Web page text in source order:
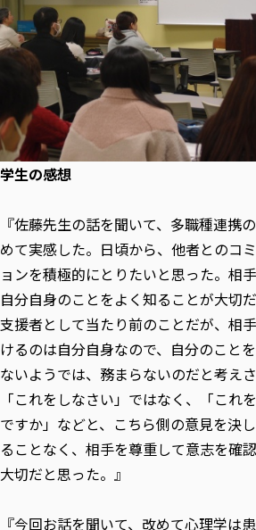
学生の感想
『佐藤先生の話を聞いて、多職種連携
めて実感した。日頃から、他者とのコ
ョンを積極的にとりたいと思った。相
自分自身のことをよく知ることが大切だ
支援者として当たり前のことだが、相
けるのは自分自身なので、自分のこと
ないようでは、務まらないのだと考えさ
「これをしなさい」ではなく、「これ
ですか」などと、こちら側の意見を決
ることなく、相手を尊重して意志を確
大切だと思った。』
『今回お話を聞いて、改めて心理学は